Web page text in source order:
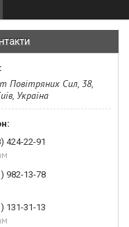
Повітряних Сил, 38,
Україна
424-22-91
982-13-78
131-31-13